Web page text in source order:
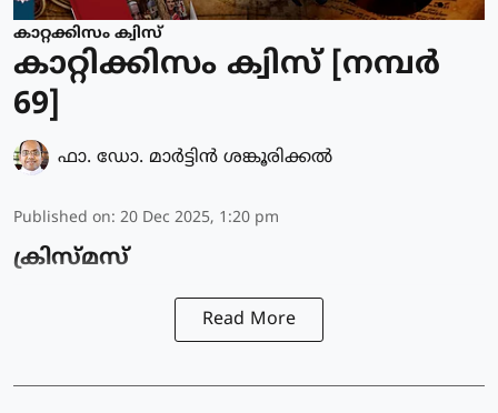
കാറ്റക്കിസം ക്വിസ്
കാറ്റിക്കിസം ക്വിസ് [നമ്പര്‍
69]
ഫാ. ഡോ. മാര്‍ട്ടിന്‍ ശങ്കൂരിക്കല്‍
Published on: 20 Dec 2025, 1:20 pm
ക്രിസ്മസ്
Read More